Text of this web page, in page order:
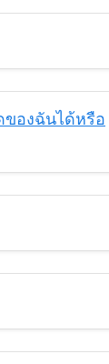
ของฉันได้หรือ